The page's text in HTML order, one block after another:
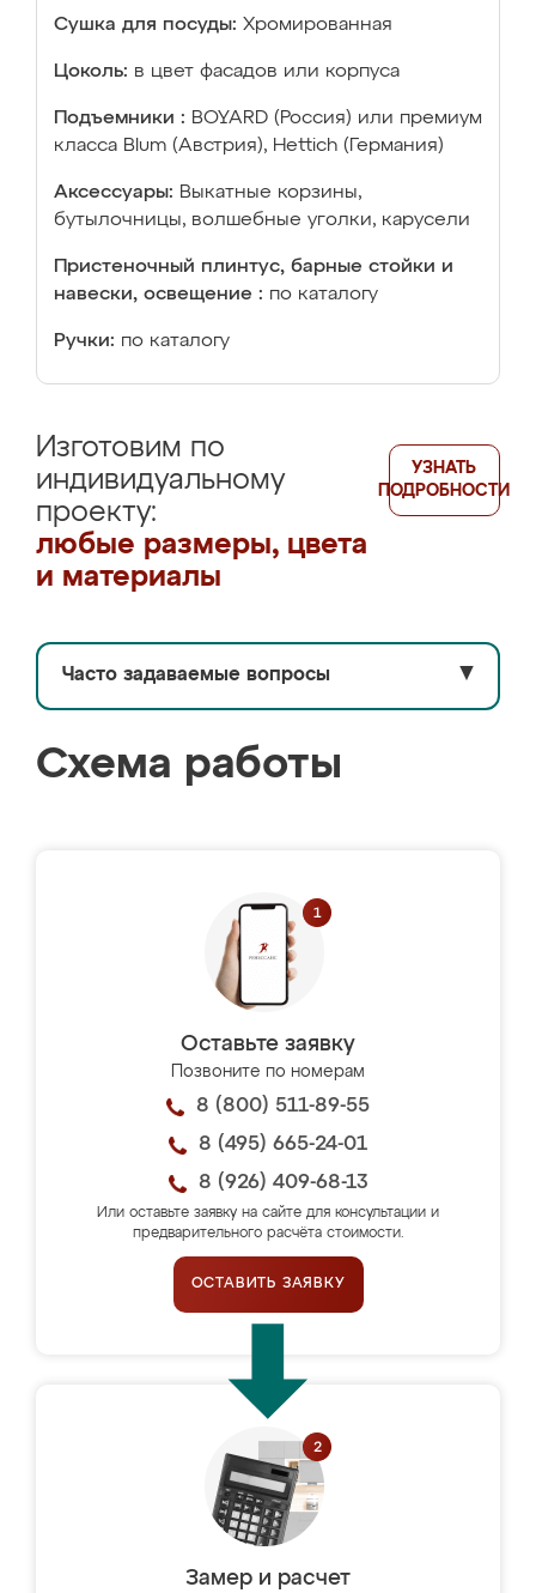
Сушка для посуды: Хромированная
Цоколь: в цвет фасадов или корпуса
Подъемники : BOYARD (Россия) или премиум
класса Blum (Австрия), Hettich (Германия)
Аксессуары: Выкатные корзины,
бутылочницы, волшебные уголки, карусели
Пристеночный плинтус, барные стойки и
навески, освещение : по каталогу
Ручки: по каталогу
Изготовим по
индивидуальному
проекту:
любые размеры, цвета
и материалы
УЗНАТЬ
ПОДРОБНОСТИ
Часто задаваемые вопросы ▼
Схема работы
Оставьте заявку
Позвоните по номерам
8 (800) 511-89-55
8 (495) 665-24-01
8 (926) 409-68-13
Или оставьте заявку на сайте для консультации и
предварительного расчёта стоимости.
ОСТАВИТЬ ЗАЯВКУ
Замер и расчет